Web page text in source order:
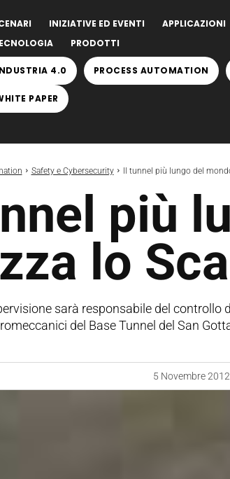
INIZIATIVE ED EVENTI APPLICAZIONI
PRODOTTI
4.0 PROCESS AUTOMATION
PAPER
Safety e Cybersecurity Il tunnel più lungo del
più
lo
sarà responsabile del
del Base Tunnel del San
5 Novembre 2012